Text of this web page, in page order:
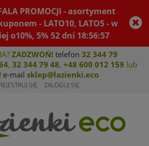
PROMOCJI - asortyment
- LATO10, LATO5 - w
o10%, 5% 52dni 18:56:57
ZADZWOŃ! telefon 32 344 79
, 32 344 79 48, +48 600 012 159 lub
e-mail sklep@lazienki.eco
SIĘ ZALOGUJ SIĘ